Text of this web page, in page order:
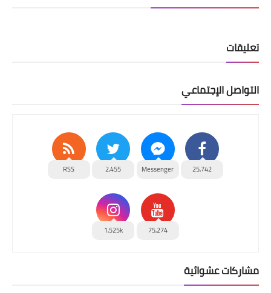
تعليقات
التواصل الإجتماعي
25,742
Messenger
2,455
RSS
75,274
1,525k
مشاركات عشوائية